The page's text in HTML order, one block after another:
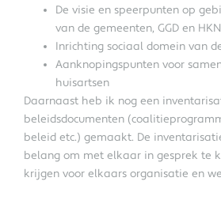
De visie en speerpunten op
van de gemeenten, GGD en HKN
Inrichting sociaal domein van
Aanknopingspunten voor
huisartsen
Daarnaast heb ik nog een
beleidsdocumenten
beleid etc.) gemaakt. De
belang om met elkaar in gesprek te
krijgen voor elkaars organisatie en